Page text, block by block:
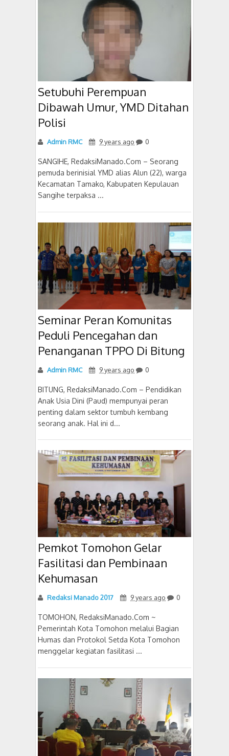
Setubuhi Perempuan
Dibawah Umur, YMD Ditahan
Polisi
Admin RMC 9 years ago 0
SANGIHE, RedaksiManado.Com – Seorang
pemuda berinisial YMD alias Alun (22), warga
Kecamatan Tamako, Kabupaten Kepulauan
Sangihe terpaksa ...
Seminar Peran Komunitas
Peduli Pencegahan dan
Penanganan TPPO Di Bitung
Admin RMC 9 years ago 0
BITUNG, RedaksiManado.Com – Pendidikan
Anak Usia Dini (Paud) mempunyai peran
penting dalam sektor tumbuh kembang
seorang anak. Hal ini d...
Pemkot Tomohon Gelar
Fasilitasi dan Pembinaan
Kehumasan
Redaksi Manado 2017 9 years ago 0
TOMOHON, RedaksiManado.Com ~
Pemerintah Kota Tomohon melalui Bagian
Humas dan Protokol Setda Kota Tomohon
menggelar kegiatan fasilitasi ...